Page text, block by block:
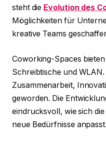
steht die Evolution des
Möglichkeiten für
kreative Teams
Coworking-Spaces
Schreibtische und
Zusammenarbeit,
geworden. Die
eindrucksvoll, wie sich
neue Bedürfnisse anpasst.